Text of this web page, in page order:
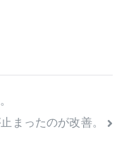
まったのが改善。